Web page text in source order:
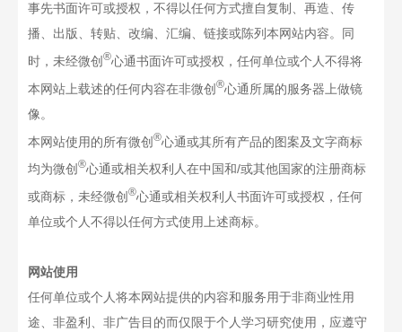
事先书面许可或授权，不得以任何方式擅自复制、再造、传
播、出版、转贴、改编、汇编、链接或陈列本网站内容。同
时，未经微创®心通书面许可或授权，任何单位或个人不得将
本网站上载述的任何内容在非微创®心通所属的服务器上做镜
像。
本网站使用的所有微创®心通或其所有产品的图案及文字商标
均为微创®心通或相关权利人在中国和/或其他国家的注册商标
或商标，未经微创®心通或相关权利人书面许可或授权，任何
单位或个人不得以任何方式使用上述商标。
网站使用
任何单位或个人将本网站提供的内容和服务用于非商业性用
途、非盈利、非广告目的而仅限于个人学习研究使用，应遵守